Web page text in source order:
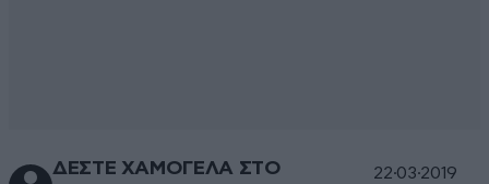
ΔΕΣΤΕ ΧΑΜΟΓΕΛΑ ΣΤΟ
22·03·2019